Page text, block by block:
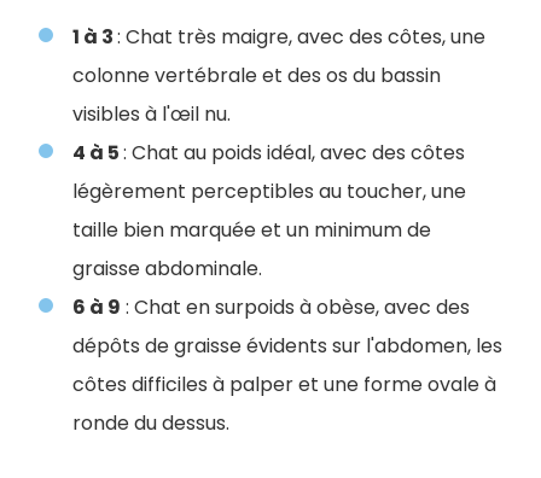
1 à 3: Chat très maigre, avec des côtes, une
colonne vertébrale et des os du bassin
visibles à l'œil nu.
4 à 5: Chat au poids idéal, avec des côtes
légèrement perceptibles au toucher, une
taille bien marquée et un minimum de
graisse abdominale.
6 à 9 : Chat en surpoids à obèse, avec des
dépôts de graisse évidents sur l'abdomen, les
côtes difficiles à palper et une forme ovale à
ronde du dessus.